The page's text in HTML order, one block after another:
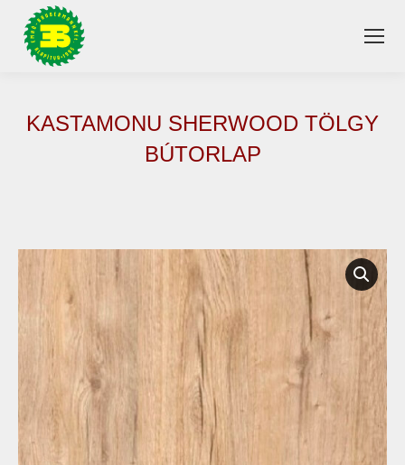
KASTAMONU SHERWOOD TÖLGY
BÚTORLAP